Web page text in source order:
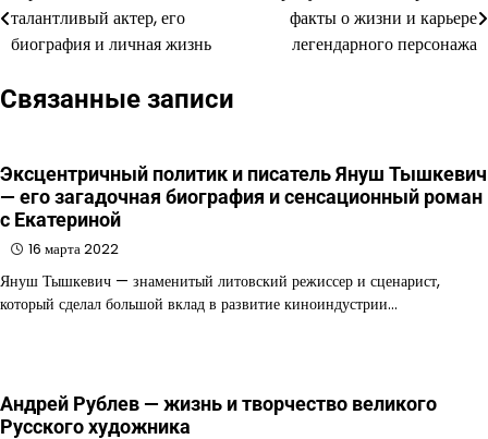
по
талантливый актер, его
биография и личная жизнь
факты о жизни и карьере
легендарного персонажа
Связанные записи
Эксцентричный политик и писатель Януш Тышкевич
— его загадочная биография и сенсационный роман
с Екатериной
16 марта 2022
Януш Тышкевич — знаменитый литовский режиссер и сценарист,
который сделал большой вклад в развитие киноиндустрии…
Андрей Рублев — жизнь и творчество великого
Русского художника